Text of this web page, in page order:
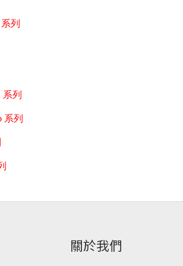
列
列
系列
關於我們